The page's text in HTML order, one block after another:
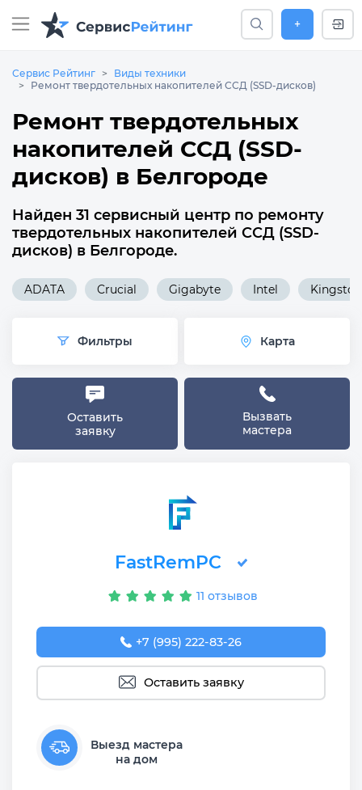
+
Сервис Рейтинг
Виды техники
Ремонт твердотельных накопителей ССД (SSD-дисков)
Ремонт твердотельных
накопителей ССД (SSD-
дисков) в Белгороде
Найден 31 сервисный центр по ремонту
твердотельных накопителей ССД (SSD-
дисков) в Белгороде.
ADATA Crucial Gigabyte Intel Kingston
Фильтры Карта
Оставить
заявку
Вызвать
мастера
FastRemPC
11 отзывов
+7 (995) 222-83-26
Оставить заявку
Выезд мастера
на дом